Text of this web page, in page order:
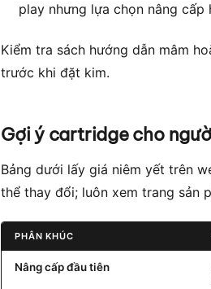
play nhưng lựa chọn nâng cấp
Kiểm tra sách hướng dẫn mâm
trước khi đặt kim.
Gợi ý cartridge cho
Bảng dưới lấy giá niêm yết trên
thể thay đổi; luôn xem trang sản
PHÂN KHÚC
Nâng cấp đầu tiên